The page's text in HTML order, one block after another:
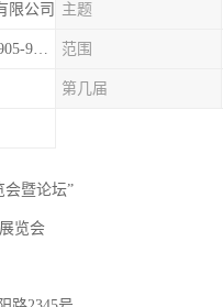
限公司 主题
上海市徐汇区宜山路425号光启城办公楼905-907室 范围
第几届
会暨论坛”
览会